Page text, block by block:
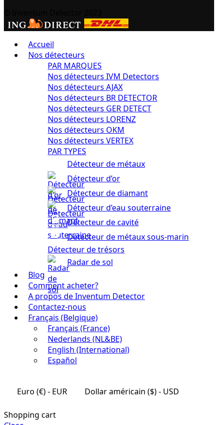
Accueil
Nos détecteurs
PAR MARQUES
Nos détecteurs IVM Detectors
Nos détecteurs AJAX
Nos détecteurs BR DETECTOR
Nos détecteurs GER DETECT
Nos détecteurs LORENZ
Nos détecteurs OKM
Nos détecteurs VERTEX
PAR TYPES
Détecteur de métaux
Détecteur d’or
Détecteur de diamant
Détecteur d’eau souterraine
Détecteur de cavité
Détecteur de métaux sous-marin
Détecteur de trésors
Radar de sol
Blog
Comment acheter?
A propos de Inventum Detector
Contactez-nous
Français (Belgique)
Français (France)
Nederlands (NL&BE)
English (International)
Español
Euro (€) - EUR Dollar américain ($) - USD
Shopping cart